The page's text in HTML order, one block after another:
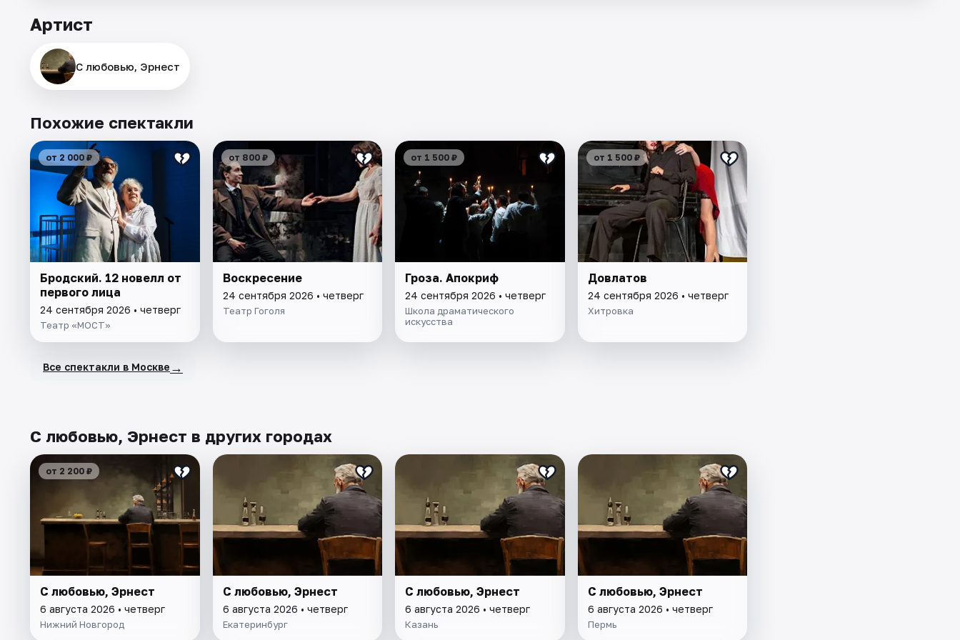
Артист
С любовью, Эрнест
Похожие спектакли
от 2 000 ₽
Бродский. 12 новелл от
первого лица
24 сентября 2026 • четверг
Театр «МОСТ»
от 800 ₽
Воскресение
24 сентября 2026 • четверг
Театр Гоголя
от 1 500 ₽
Гроза. Апокриф
24 сентября 2026 • четверг
Школа драматического
искусства
от 1 500 ₽
Довлатов
24 сентября 2026 • четверг
Хитровка
Все спектакли в Москве →
С любовью, Эрнест в других городах
от 2 200 ₽
С любовью, Эрнест
6 августа 2026 • четверг
Нижний Новгород
С любовью, Эрнест
6 августа 2026 • четверг
Екатеринбург
С любовью, Эрнест
6 августа 2026 • четверг
Казань
С любовью, Эрнест
6 августа 2026 • четверг
Пермь